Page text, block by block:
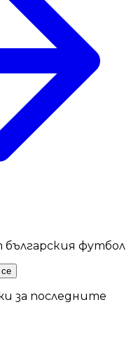
футбол
за последните